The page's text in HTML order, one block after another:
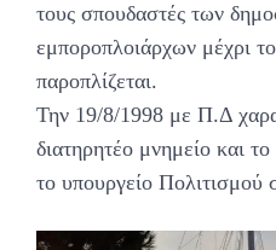
τους σπουδαστές των
εμποροπλοιάρχων μέχρι
παροπλίζεται.
Την 19/8/1998 με Π.Δ
διατηρητέο μνημείο και
το υπουργείο